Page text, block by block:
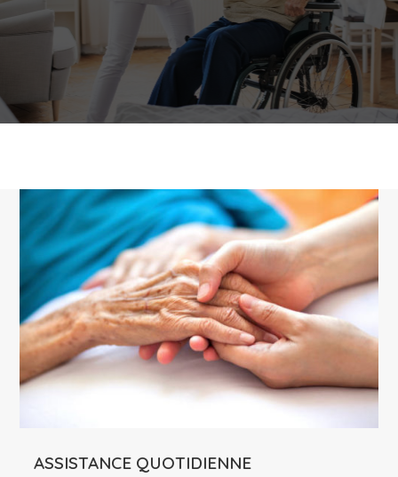
ASSISTANCE QUOTIDIENNE